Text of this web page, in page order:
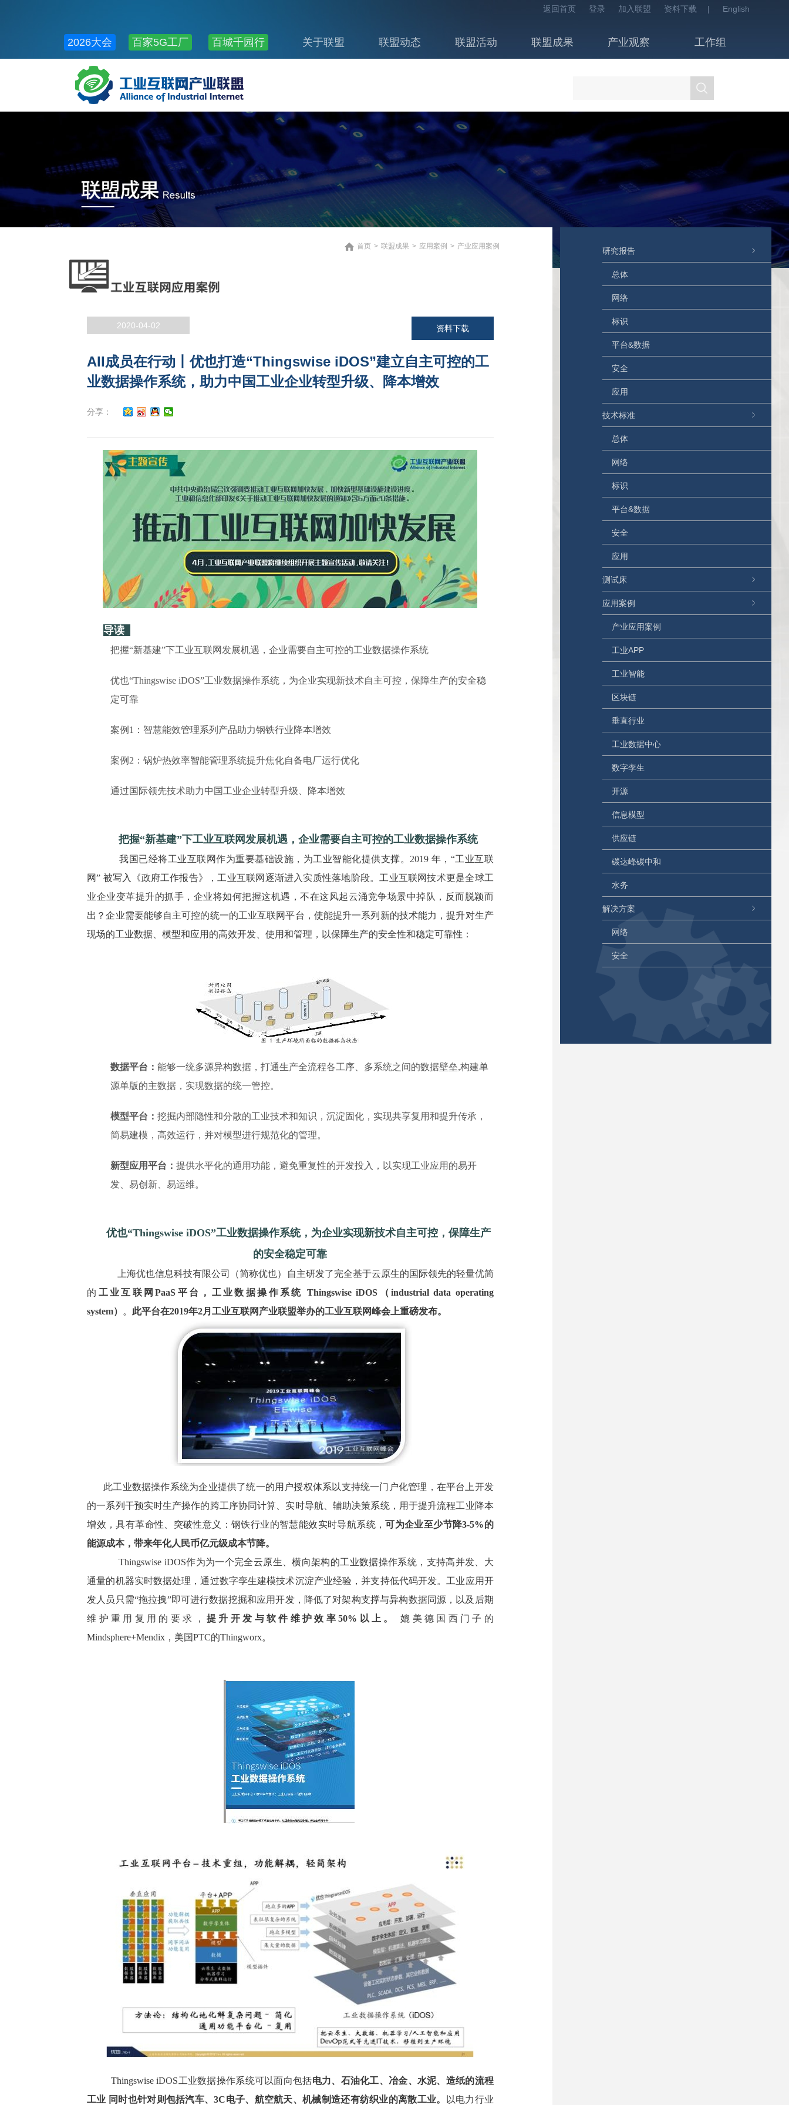
返回首页 登录 加入联盟 资料下载 | English
2026大会 百家5G工厂 百城千园行 关于联盟 联盟动态 联盟活动 联盟成果 产业观察
工作组
公共服务
首页 > 联盟成果 > 应用案例 > 产业应用案例
2020-04-02 资料下载
AII成员在行动丨优也打造“Thingswise iDOS”建立自主可控的工
业数据操作系统，助力中国工业企业转型升级、降本增效
分享：
导读
把握“新基建”下工业互联网发展机遇，企业需要自主可控的工业数据操作系统
优也“Thingswise iDOS”工业数据操作系统，为企业实现新技术自主可控，保障生产的安全稳
定可靠
案例1：智慧能效管理系列产品助力钢铁行业降本增效
案例2：锅炉热效率智能管理系统提升焦化自备电厂运行优化
通过国际领先技术助力中国工业企业转型升级、降本增效
把握“新基建”下工业互联网发展机遇，企业需要自主可控的工业数据操作系统
我国已经将工业互联网作为重要基础设施，为工业智能化提供支撑。2019 年，“工业互联
网” 被写入《政府工作报告》，工业互联网逐渐进入实质性落地阶段。工业互联网技术更是全球工
业企业变革提升的抓手，企业将如何把握这机遇，不在这风起云涌竞争场景中掉队，反而脱颖而
出？企业需要能够自主可控的统一的工业互联网平台，使能提升一系列新的技术能力，提升对生产
现场的工业数据、模型和应用的高效开发、使用和管理，以保障生产的安全性和稳定可靠性：
数据平台：能够一统多源异构数据，打通生产全流程各工序、多系统之间的数据壁垒,构建单
源单版的主数据，实现数据的统一管控。
模型平台：挖掘内部隐性和分散的工业技术和知识，沉淀固化，实现共享复用和提升传承，
简易建模，高效运行，并对模型进行规范化的管理。
新型应用平台：提供水平化的通用功能，避免重复性的开发投入，以实现工业应用的易开
发、易创新、易运维。
优也“Thingswise iDOS”工业数据操作系统，为企业实现新技术自主可控，保障生产
的安全稳定可靠
上海优也信息科技有限公司（简称优也）自主研发了完全基于云原生的国际领先的轻量优简
的 工业互联网PaaS平台，工业数据操作系统 Thingswise iDOS（industrial data operating
system）
。 此平台在2019年2月工业互联网产业联盟举办的工业互联网峰会上重磅发布。
此工业数据操作系统为企业提供了统一的用户授权体系以支持统一门户化管理，在平台上开发
的一系列干预实时生产操作的跨工序协同计算、实时导航、辅助决策系统，用于提升流程工业降本
增效，具有革命性、突破性意义：钢铁行业的智慧能效实时导航系统，可为企业至少节降3-5%的
能源成本，带来年化人民币亿元级成本节降。
Thingswise iDOS作为为一个完全云原生、横向架构的工业数据操作系统，支持高并发、大
通量的机器实时数据处理，通过数字孪生建模技术沉淀产业经验，并支持低代码开发。工业应用开
发人员只需“拖拉拽”即可进行数据挖掘和应用开发，降低了对架构支撑与异构数据同源，以及后期
维护重用复用的要求， 提升开发与软件维护效率50%以上。
媲美德国西门子的
Mindsphere+Mendix，美国PTC的Thingworx。
Thingswise iDOS工业数据操作系统可以面向包括电力、石油化工、冶金、水泥、造纸的流程
工业 同时也针对则包括汽车、3C电子、航空航天、机械制造还有纺织业的离散工业。
以电力行业
研究报告
总体
网络
标识
平台&数据
安全
应用
技术标准
总体
网络
标识
平台&数据
安全
应用
测试床
应用案例
产业应用案例
工业APP
工业智能
区块链
垂直行业
工业数据中心
数字孪生
开源
信息模型
供应链
碳达峰碳中和
水务
解决方案
网络
安全